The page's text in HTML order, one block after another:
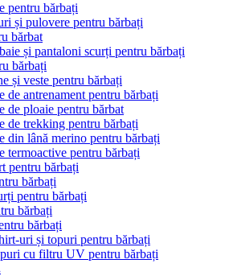
pentru bărbați
și pulovere pentru bărbați
bărbat
și pantaloni scurți pentru bărbați
bărbați
și veste pentru bărbați
de antrenament pentru bărbați
de ploaie pentru bărbat
de trekking pentru bărbați
din lână merino pentru bărbați
termoactive pentru bărbați
pentru bărbați
bărbați
pentru bărbați
bărbați
bărbați
uri și topuri pentru bărbați
cu filtru UV pentru bărbați